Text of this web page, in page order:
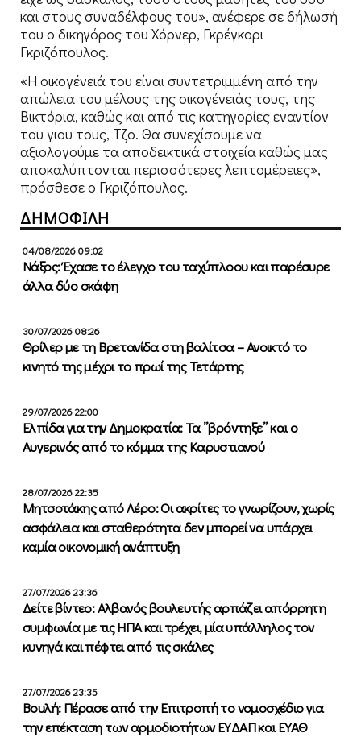
και στους συναδέλφους του», ανέφερε σε δήλωσή
του ο δικηγόρος του Χόρνερ, Γκρέγκορι
Γκριζόπουλος.
«Η οικογένειά του είναι συντετριμμένη από την
απώλεια του μέλους της οικογένειάς τους, της
Βικτόρια, καθώς και από τις κατηγορίες εναντίον
του γιου τους, Τζο. Θα συνεχίσουμε να
αξιολογούμε τα αποδεικτικά στοιχεία καθώς μας
αποκαλύπτονται περισσότερες λεπτομέρειες»,
πρόσθεσε ο Γκριζόπουλος.
ΔΗΜΟΦΙΛΗ
04/08/2026 09:02
Νάξος: Έχασε το έλεγχο του ταχύπλοου και παρέσυρε
άλλα δύο σκάφη
30/07/2026 08:26
Θρίλερ με τη Βρετανίδα στη βαλίτσα – Ανοικτό το
κινητό της μέχρι το πρωί της Τετάρτης
29/07/2026 22:00
Ελπίδα για την Δημοκρατία: Τα ”βρόντηξε” και ο
Αυγερινός από το κόμμα της Καρυστιανού
28/07/2026 22:35
Μητσοτάκης από Λέρο: Οι ακρίτες το γνωρίζουν, χωρίς
ασφάλεια και σταθερότητα δεν μπορεί να υπάρχει
καμία οικονομική ανάπτυξη
27/07/2026 23:36
Δείτε βίντεο: Αλβανός βουλευτής αρπάζει απόρρητη
συμφωνία με τις ΗΠΑ και τρέχει, μία υπάλληλος τον
κυνηγά και πέφτει από τις σκάλες
27/07/2026 23:35
Βουλή: Πέρασε από την Επιτροπή το νομοσχέδιο για
την επέκταση των αρμοδιοτήτων ΕΥΔΑΠ και ΕΥΑΘ